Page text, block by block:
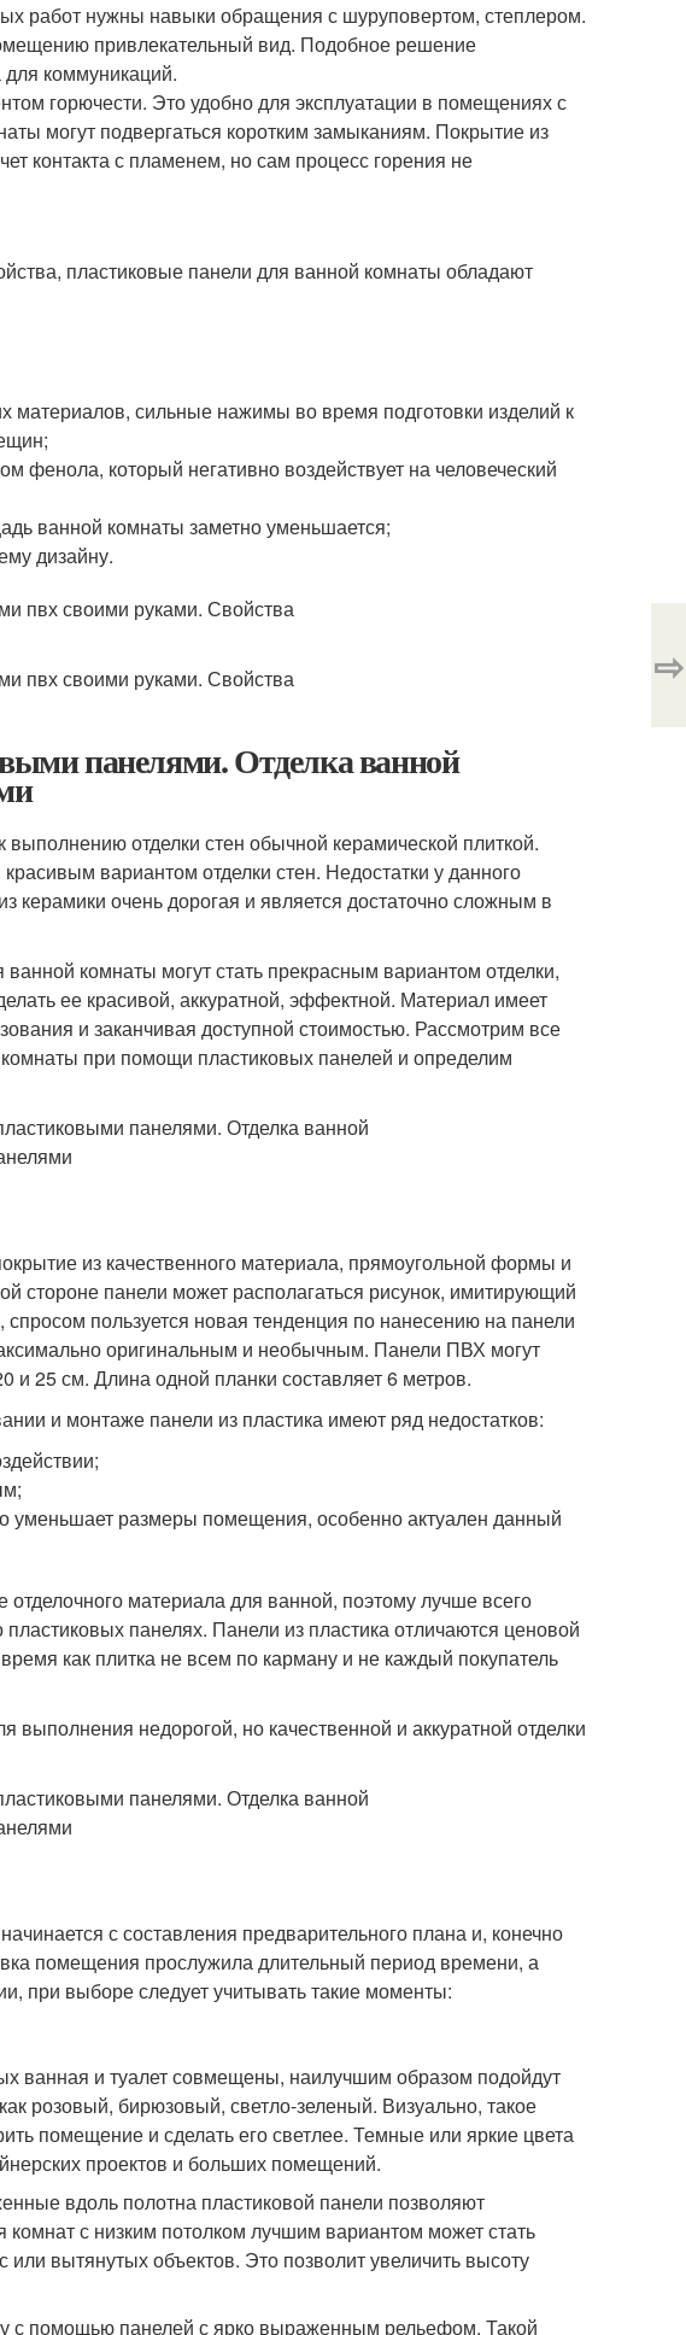
работ нужны навыки обращения с шуруповертом, степлером.
привлекательный вид. Подобное решение
для коммуникаций.
горючести. Это удобно для эксплуатации в помещениях с
могут подвергаться коротким замыканиям. Покрытие из
контакта с пламенем, но сам процесс горения не
пластиковые панели для ванной комнаты обладают
материалов, сильные нажимы во время подготовки изделий к
фенола, который негативно воздействует на человеческий
ванной комнаты заметно уменьшается;
дизайну.
панелями. Отделка ванной
отделки стен обычной керамической плиткой.
вариантом отделки стен. Недостатки у данного
керамики очень дорогая и является достаточно сложным в
комнаты могут стать прекрасным вариантом отделки,
ее красивой, аккуратной, эффектной. Материал имеет
и заканчивая доступной стоимостью. Рассмотрим все
при помощи пластиковых панелей и определим
из качественного материала, прямоугольной формы и
стороне панели может располагаться рисунок, имитирующий
пользуется новая тенденция по нанесению на панели
оригинальным и необычным. Панели ПВХ могут
25 см. Длина одной планки составляет 6 метров.
и монтаже панели из пластика имеют ряд недостатков:
уменьшает размеры помещения, особенно актуален данный
материала для ванной, поэтому лучше всего
панелях. Панели из пластика отличаются ценовой
как плитка не всем по карману и не каждый покупатель
недорогой, но качественной и аккуратной отделки
с составления предварительного плана и, конечно
помещения прослужила длительный период времени, а
при выборе следует учитывать такие моменты:
ванная и туалет совмещены, наилучшим образом подойдут
розовый, бирюзовый, светло-зеленый. Визуально, такое
помещение и сделать его светлее. Темные или яркие цвета
проектов и больших помещений.
вдоль полотна пластиковой панели позволяют
с низким потолком лучшим вариантом может стать
вытянутых объектов. Это позволит увеличить высоту
с помощью панелей с ярко выраженным рельефом. Такой
⇨